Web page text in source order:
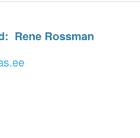
Rene Rossman